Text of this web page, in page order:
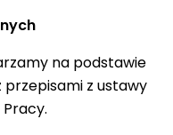
na podstawie
przepisami z ustawy